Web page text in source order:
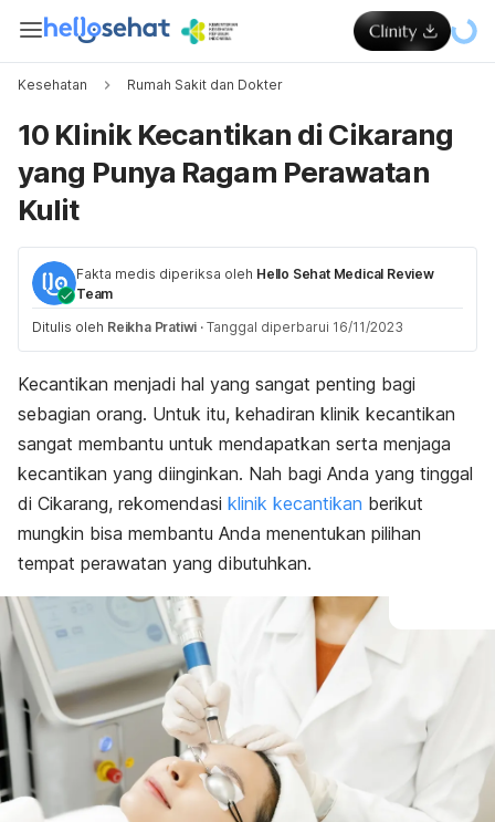
Kesehatan Rumah Sakit dan Dokter
10 Klinik Kecantikan di Cikarang
yang Punya Ragam Perawatan
Kulit
Fakta medis diperiksa oleh Hello Sehat Medical Review
Team
Ditulis oleh Reikha Pratiwi · Tanggal diperbarui 16/11/2023
Kecantikan menjadi hal yang sangat penting bagi
sebagian orang. Untuk itu, kehadiran klinik kecantikan
sangat membantu untuk mendapatkan serta menjaga
kecantikan yang diinginkan. Nah bagi Anda yang tinggal
di Cikarang, rekomendasi klinik kecantikan berikut
mungkin bisa membantu Anda menentukan pilihan
tempat perawatan yang dibutuhkan.